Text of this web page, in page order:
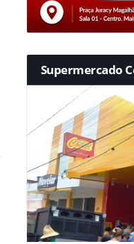
Supermercado